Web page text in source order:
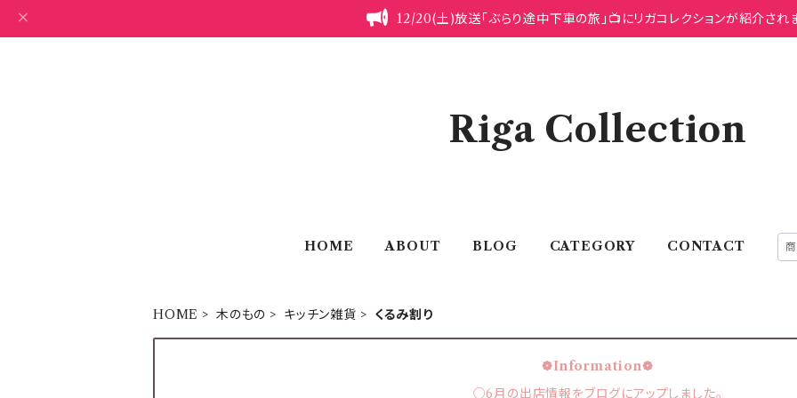
12/20(土)放送「ぶらり途中下車の旅」📺にリガコレクションが紹介され
Riga Collection
HOME ABOUT BLOG CATEGORY CONTACT
HOME 木のもの キッチン雑貨 くるみ割り
❁Information❁
○6月の出店情報をブログにアップしました。